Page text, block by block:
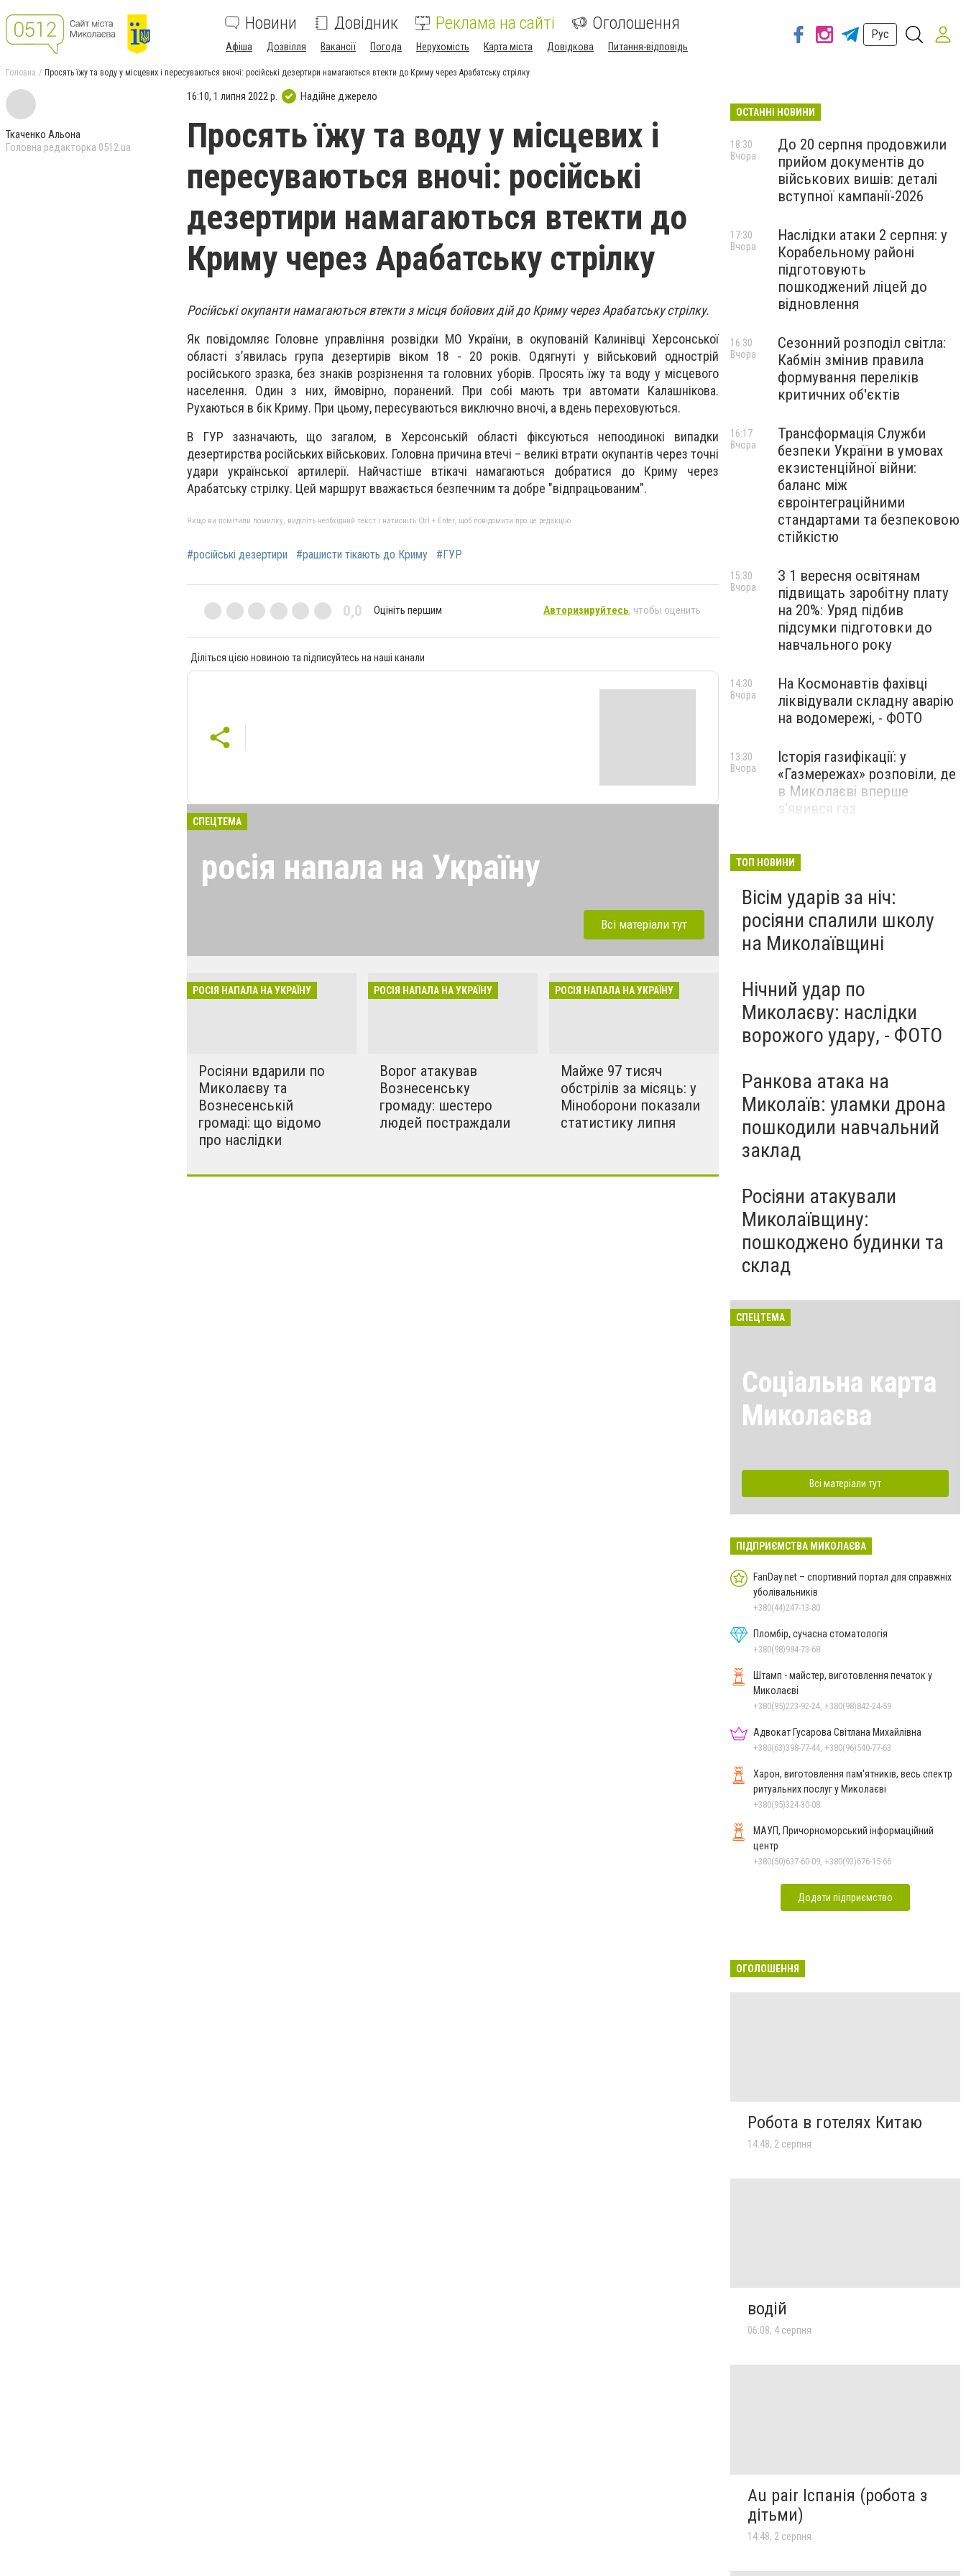
Новини Довідник Реклама на сайті Оголошення
Афіша Дозвілля Вакансії Погода Нерухомість Карта міста Довідкова Питання-відповідь
Рус
Головна Просять їжу та воду у місцевих і пересуваються вночі: російські дезертири намагаються втекти до Криму через Арабатську стрілку
Ткаченко Альона
Головна редакторка 0512.ua
16:10, 1 липня 2022 р. Надійне джерело
Просять їжу та воду у місцевих і
пересуваються вночі: російські
дезертири намагаються втекти до
Криму через Арабатську стрілку
Російські окупанти намагаються втекти з місця бойових дій до Криму через Арабатську стрілку.
Як повідомляє Головне управління розвідки МО України, в окупованій Калинівці Херсонської
області з’явилась група дезертирів віком 18 - 20 років. Одягнуті у військовий однострій
російського зразка, без знаків розрізнення та головних уборів. Просять їжу та воду у місцевого
населення. Один з них, ймовірно, поранений. При собі мають три автомати Калашнікова.
Рухаються в бік Криму. При цьому, пересуваються виключно вночі, а вдень переховуються.
В ГУР зазначають, що загалом, в Херсонській області фіксуються непоодинокі випадки
дезертирства російських військових. Головна причина втечі – великі втрати окупантів через точні
удари української артилерії. Найчастіше втікачі намагаються добратися до Криму через
Арабатську стрілку. Цей маршрут вважається безпечним та добре "відпрацьованим".
Якщо ви помітили помилку, виділіть необхідний текст і натисніть Ctrl + Enter, щоб повідомити про це редакцію
#російські дезертири #рашисти тікають до Криму #ГУР
0,0 Оцініть першим Авторизируйтесь, чтобы оценить
Діліться цією новиною та підписуйтесь на наші канали
СПЕЦТЕМА
росія напала на Україну
розкрадати будинки в селах. Ми боремось
за нашу свободу!!
Всі матеріали тут
РОСІЯ НАПАЛА НА УКРАЇНУ
Росіяни вдарили по
Миколаєву та
Вознесенській
громаді: що відомо
про наслідки
РОСІЯ НАПАЛА НА УКРАЇНУ
Ворог атакував
Вознесенську
громаду: шестеро
людей постраждали
РОСІЯ НАПАЛА НА УКРАЇНУ
Майже 97 тисяч
обстрілів за місяць: у
Міноборони показали
статистику липня
ОСТАННІ НОВИНИ
До 20 серпня продовжили
прийом документів до
військових вишів: деталі
вступної кампанії-2026
18:30
Вчора
Наслідки атаки 2 серпня: у
Корабельному районі
підготовують
пошкоджений ліцей до
відновлення
17:30
Вчора
Сезонний розподіл світла:
Кабмін змінив правила
формування переліків
критичних об'єктів
16:30
Вчора
Трансформація Служби
безпеки України в умовах
екзистенційної війни:
баланс між
євроінтеграційними
стандартами та безпековою
стійкістю
16:17
Вчора
З 1 вересня освітянам
підвищать заробітну плату
на 20%: Уряд підбив
підсумки підготовки до
навчального року
15:30
Вчора
На Космонавтів фахівці
ліквідували складну аварію
на водомережі, - ФОТО
14:30
Вчора
Історія газифікації: у
«Газмережах» розповіли, де
в Миколаєві вперше
з'явився газ
13:30
Вчора
Миколаєві 2026: шукаємо
перезавантаження
ПАРТНЕРСЬКИЙ СПЕЦПРОЄКТ
Вчора
ТОП НОВИНИ
Вісім ударів за ніч:
росіяни спалили школу
на Миколаївщині
Нічний удар по
Миколаєву: наслідки
ворожого удару, - ФОТО
Ранкова атака на
Миколаїв: уламки дрона
пошкодили навчальний
заклад
Росіяни атакували
Миколаївщину:
пошкоджено будинки та
склад
СПЕЦТЕМА
Соціальна карта
Миколаєва
Всі матеріали тут
ПІДПРИЄМСТВА МИКОЛАЄВА
FanDay.net – спортивний портал для справжніх
уболівальників
+380(44)247-13-80
Пломбір, сучасна стоматологія
+380(98)984-73-68
Штамп - майстер, виготовлення печаток у
Миколаєві
+380(95)223-92-24, +380(98)842-24-59
Адвокат Гусарова Світлана Михайлівна
+380(63)398-77-44, +380(96)540-77-63
Харон, виготовлення пам'ятників, весь спектр
ритуальних послуг у Миколаєві
+380(95)324-30-08
МАУП, Причорноморський інформаційний
центр
+380(50)637-60-09, +380(93)676-15-66
Додати підприємство
ОГОЛОШЕННЯ
Робота в готелях Китаю
14:48, 2 серпня
водій
06:08, 4 серпня
Au pair Іспанія (робота з
дітьми)
14:48, 2 серпня